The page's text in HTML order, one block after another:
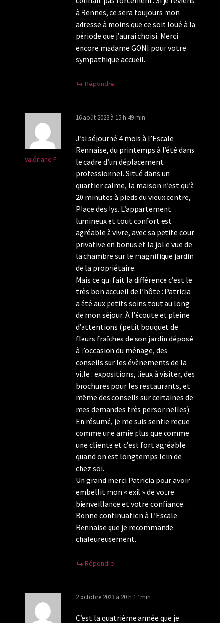
à Rennes, ce sera toujours mon
adresse à moins que ce soit loué à la
période que j’aurai choisi. Merci
encore madame GONI pour votre
sympathique accueil.
Répondre
Valériane F
16 août 2023 à 15 h 49 min
J’ai séjourné 4 mois à l’Escale
Rennaise, du printemps à l’été dans
le cadre d’un déplacement
professionnel. Situé dans un
quartier calme, la maison n’est qu’à
20 minutes à pieds du vieux centre,
Place des lys. L’appartement
lumineux et tout confort est
agréable à vivre, avec sa petite cour
privative en bonus et la jolie vue de
la chambre sur le magnifique jardin
de la propriétaire.
Mais ce qui fait la différence c’est le
très bon accueil de l’hôte : Patricia
a été aux petits soins tout au long
de mon séjour. À l’écoute et pleine
d’attentions (petit bouquet de
fleurs fraîches de son jardin déposé
à l’occasion du ménage, des
conseils sur les évènements de la
ville : expositions, lieux à visiter, des
brochures pour les restaurants, et
même des conseils sur certaines de
mes demandes très personnelles).
En résumé, je me suis sentie reçue
comme une amie plus que comme
une cliente et c’est fort agréable
quand on est longtemps loin de
chez soi.
Un grand merci Patricia pour avoir
embellit mon « exil » de votre
bienveillance et votre confiance.
Bonne continuation à L’Escale
Rennaise que je recommande
chaleureusement.
Répondre
2 octobre 2023 à 20 h 17 min
C’est la quatrième année que je